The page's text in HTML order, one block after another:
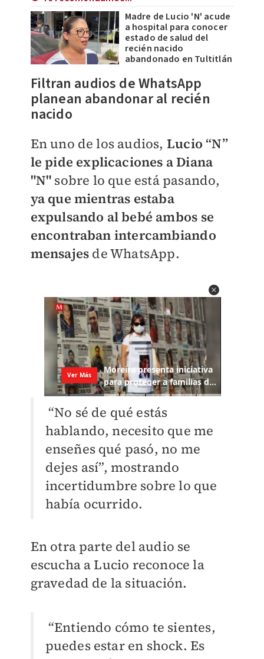
Madre de Lucio 'N' acude
a hospital para conocer
estado de salud del
recién nacido
abandonado en Tultitlán
Filtran audios de WhatsApp
planean abandonar al recién
nacido
En uno de los audios, Lucio “N”
le pide explicaciones a Diana
"N" sobre lo que está pasando,
ya que mientras estaba
expulsando al bebé ambos se
encontraban intercambiando
mensajes de WhatsApp.
“No sé de qué estás
hablando, necesito que me
enseñes qué pasó, no me
dejes así”, mostrando
incertidumbre sobre lo que
había ocurrido.
En otra parte del audio se
escucha a Lucio reconoce la
gravedad de la situación.
“Entiendo cómo te sientes,
puedes estar en shock. Es